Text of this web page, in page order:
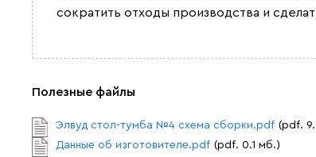
сократить отходы производства и
Полезные файлы
Элвуд стол-тумба №4 схема сборки.pdf (pdf.
Данные об изготовителе.pdf (pdf. 0.1 мб.)